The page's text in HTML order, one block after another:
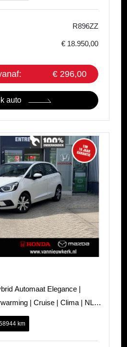
R896ZZ
€ 18.950,00
€ 296,00
auto
Automaat Elegance |
| Cruise | Clima | NL
km